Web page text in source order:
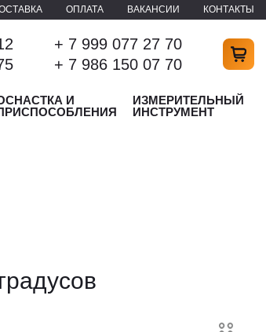
ОПЛАТА ВАКАНСИИ КОНТАКТЫ
+ 7 999 077 27 70
+ 7 986 150 07 70
И
ИЗМЕРИТЕЛЬНЫЙ
ИНСТРУМЕНТ